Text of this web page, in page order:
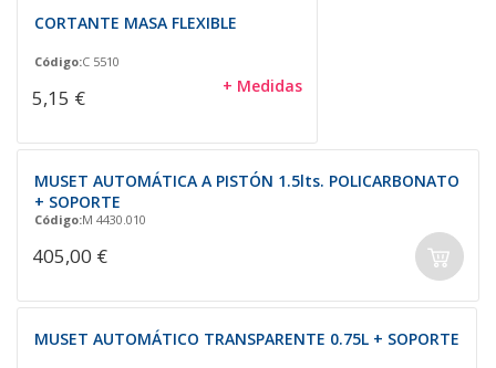
CORTANTE MASA FLEXIBLE
Código:C 5510
5,15 € + Medidas
MUSET AUTOMÁTICA A PISTÓN 1.5lts. POLICARBONATO
+ SOPORTE
Código:M 4430.010
405,00 €
MUSET AUTOMÁTICO TRANSPARENTE 0.75L + SOPORTE